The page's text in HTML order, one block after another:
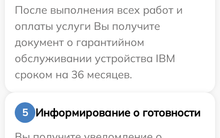
После выполнения всех работ и
оплаты услуги Вы получите
документ о гарантийном
обслуживании устройства IBM
сроком на 36 месяцев.
5
Информирование о готовности